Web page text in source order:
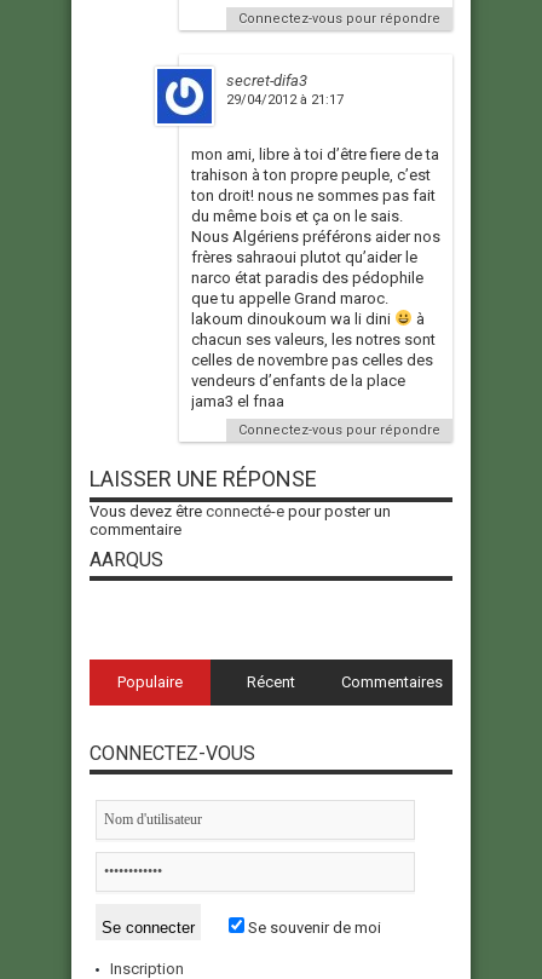
Connectez-vous pour répondre
secret-difa3
29/04/2012 à 21:17
mon ami, libre à toi d’être fiere de ta
trahison à ton propre peuple, c’est
ton droit! nous ne sommes pas fait
du même bois et ça on le sais.
Nous Algériens préférons aider nos
frères sahraoui plutot qu’aider le
narco état paradis des pédophile
que tu appelle Grand maroc.
lakoum dinoukoum wa li dini
à
chacun ses valeurs, les notres sont
celles de novembre pas celles des
vendeurs d’enfants de la place
jama3 el fnaa
Connectez-vous pour répondre
LAISSER UNE RÉPONSE
Vous devez être connecté-e pour poster un
commentaire
AARQUS
Populaire Récent Commentaires
CONNECTEZ-VOUS
Se souvenir de moi
Inscription